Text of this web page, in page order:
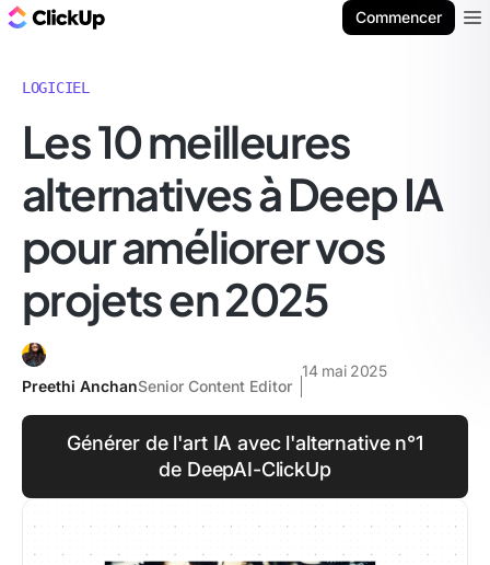
Commencer
LOGICIEL
Les 10 meilleures
alternatives à Deep IA
pour améliorer vos
projets en 2025
Preethi AnchanSenior Content Editor
14 mai 2025
Générer de l'art IA avec l'alternative n°1
de DeepAI-ClickUp